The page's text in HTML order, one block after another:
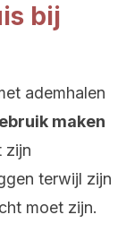
bij
ademhalen
maken
zijn
terwijl zijn
moet zijn.